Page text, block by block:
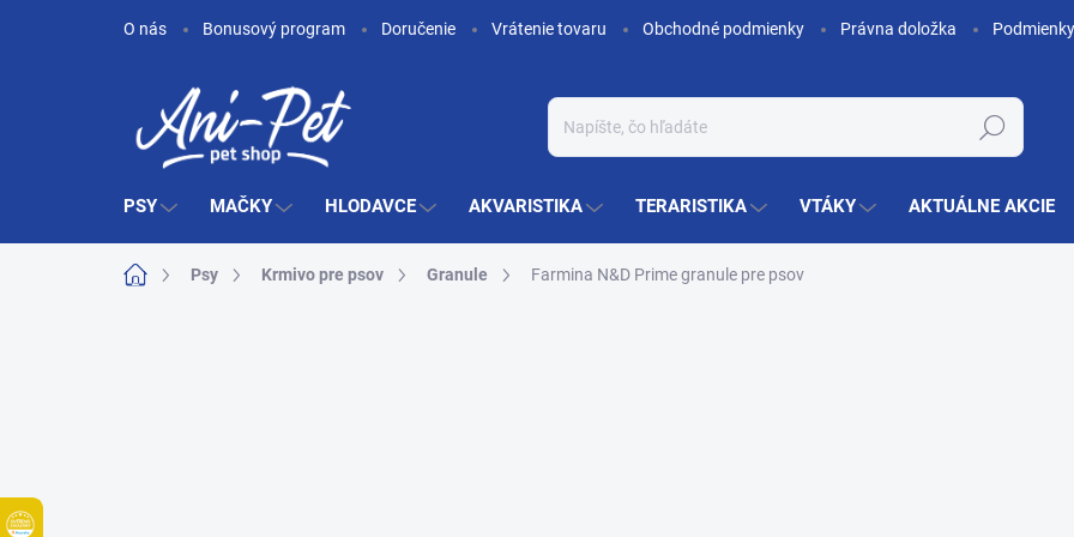
O nás Bonusový program Doručenie Vrátenie tovaru Obchodné podmienky Právna doložka
Hľadať
PSY MAČKY HLODAVCE AKVARISTIKA TERARISTIKA VTÁKY AKTUÁLNE AKCIE
DomovPsy Krmivo pre psov Granule Farmina N&D Prime granule pre psov